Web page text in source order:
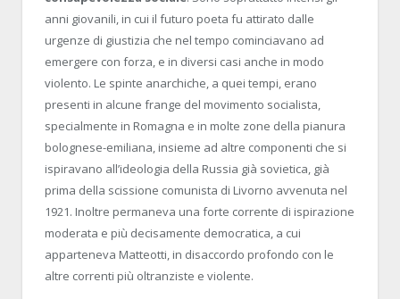
anni giovanili, in cui il futuro poeta fu attirato dalle
urgenze di giustizia che nel tempo cominciavano ad
emergere con forza, e in diversi casi anche in modo
violento. Le spinte anarchiche, a quei tempi, erano
presenti in alcune frange del movimento socialista,
specialmente in Romagna e in molte zone della pianura
bolognese-emiliana, insieme ad altre componenti che si
ispiravano all’ideologia della Russia già sovietica, già
prima della scissione comunista di Livorno avvenuta nel
1921. Inoltre permaneva una forte corrente di ispirazione
moderata e più decisamente democratica, a cui
apparteneva Matteotti, in disaccordo profondo con le
altre correnti più oltranziste e violente.